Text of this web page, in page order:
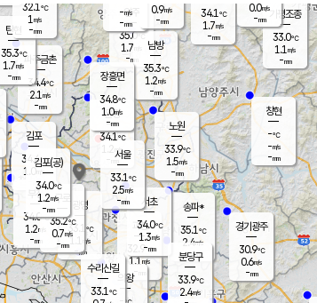
양주
35.0℃
1.7
-mm
과천
32.9℃
1.1m/s
- mm
경기광주
30.9℃
0.6m/s
-mm
파주금촌
34.4℃
2.1 m/s
-mm
가평조종
33.0℃
1.1 m/s
-mm
34.1℃
1.7m/s
-mm
창현
-℃
-m/s
-mm
탄현
35.3℃
1.7m/s
-mm
0.0m/s
-mm
의왕
김포
34.4℃
1.0 m/s
mm
광명
33.1
℃
1.1 m/s
-mm
부천
34.0℃
1.2m/s
-mm
구로
35.2℃
0.7m/s
-mm
은평
34.1℃
1.2 m/s
- mm
노원
33.9℃
1.5m/s
-mm
송파*
35.1℃
2.4m/s
-mm
서초
34.0℃
1.3m/s
-mm
남방
35.3℃
1.2m/s
-mm
수리산길
33.1℃
분당구
33.9℃
2.4m/s
장흥면
34.8℃
1.0m/s
-mm
-m/s
-mm
김포(공)
34.0℃
1.2m/s
-mm
서울
33.1℃
2.5m/s
-mm
32.1℃
1 m/s
-mm
0.9m/s
-mm